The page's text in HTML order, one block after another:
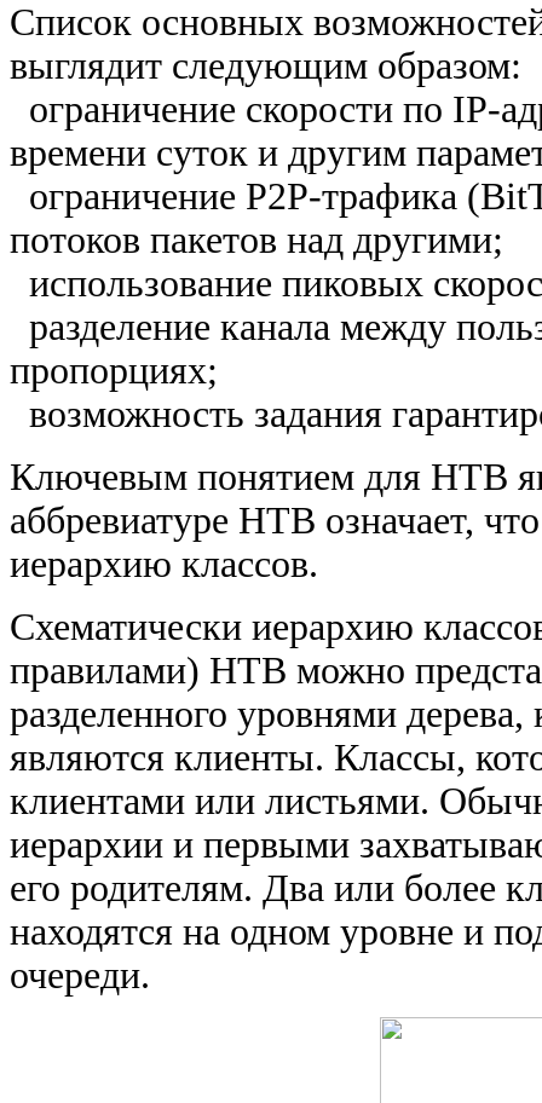
Список основных
выглядит следующим образом:
ограничение скорости по IP-
времени суток и другим
ограничение P2P-трафика
потоков пакетов над другими;
использование пиковых
разделение канала между
пропорциях;
возможность задания
Ключевым понятием для HTB
аббревиатуре HTB означает,
иерархию классов.
Схематически иерархию
правилами) HTB можно
разделенного уровнями
являются клиенты. Классы,
клиентами или листьями.
иерархии и первыми
его родителям. Два или более
находятся на одном уровне и
очереди.